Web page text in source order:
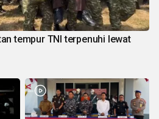
tempur TNI terpenuhi lewat